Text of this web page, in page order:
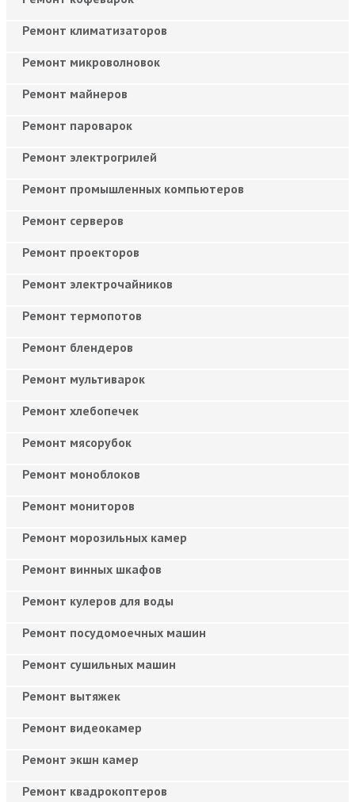
Ремонт климатизаторов
Ремонт микроволновок
Ремонт майнеров
Ремонт пароварок
Ремонт электрогрилей
Ремонт промышленных компьютеров
Ремонт серверов
Ремонт проекторов
Ремонт электрочайников
Ремонт термопотов
Ремонт блендеров
Ремонт мультиварок
Ремонт хлебопечек
Ремонт мясорубок
Ремонт моноблоков
Ремонт мониторов
Ремонт морозильных камер
Ремонт винных шкафов
Ремонт кулеров для воды
Ремонт посудомоечных машин
Ремонт сушильных машин
Ремонт вытяжек
Ремонт видеокамер
Ремонт экшн камер
Ремонт квадрокоптеров